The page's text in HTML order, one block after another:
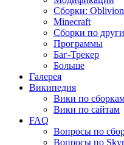
Сборки: Oblivion
Minecraft
Сборки по
Программы
Баг-Трекер
Больше
Галерея
Википедия
Вики по
Вики по сайтам
FAQ
Вопросы по
Вопросы по